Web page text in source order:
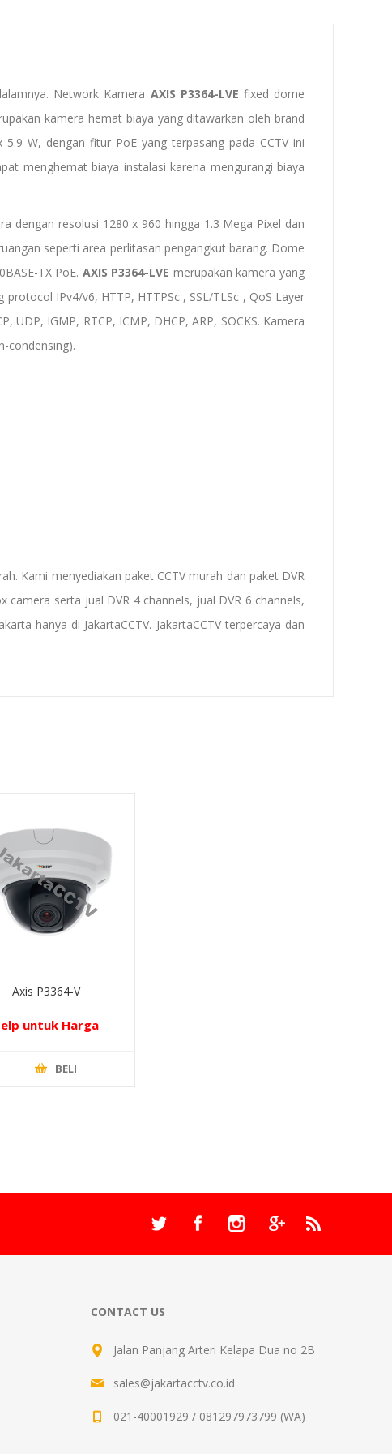
Network Kamera AXIS P3364-LVE fixed dome
kamera hemat biaya yang ditawarkan oleh brand
W, dengan fitur PoE yang terpasang pada CCTV ini
menghemat biaya instalasi karena mengurangi biaya
dengan resolusi 1280 x 960 hingga 1.3 Mega Pixel dan
seperti area perlitasan pengangkut barang. Dome
TX PoE. AXIS P3364-LVE merupakan kamera yang
IPv4/v6, HTTP, HTTPSc , SSL/TLSc , QoS Layer
IGMP, RTCP, ICMP, DHCP, ARP, SOCKS. Kamera
condensing).
Kami menyediakan paket CCTV murah dan paket DVR
camera serta jual DVR 4 channels, jual DVR 6 channels,
hanya di JakartaCCTV. JakartaCCTV terpercaya dan
Axis P3364-V
untuk Harga
BELI
CONTACT US
Jalan Panjang Arteri Kelapa Dua no 2B
sales@jakartacctv.co.id
021-40001929 / 081297973799 (WA)